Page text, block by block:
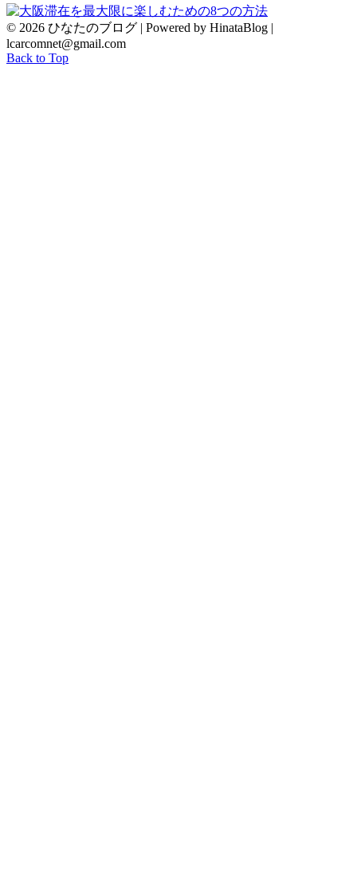
© 2026 ひなたのブログ | Powered by HinataBlog |
lcarcomnet@gmail.com
Back to Top